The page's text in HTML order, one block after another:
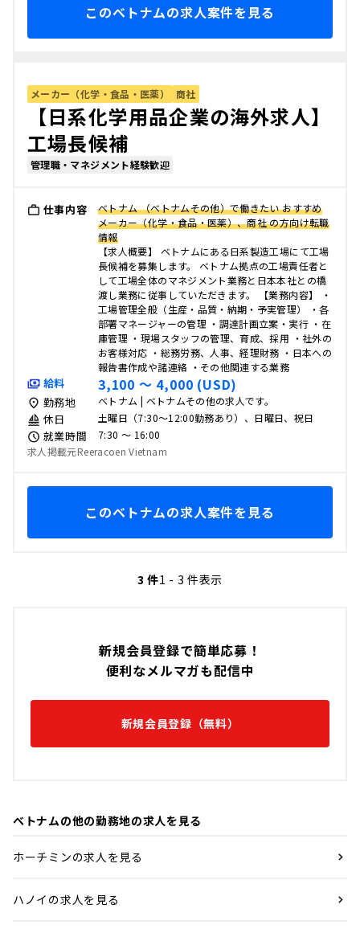
新規会員登録で簡単応募！
便利なメルマガも配信中
新規会員登録（無料）
ベトナムの他の勤務地の求人を見る
ホーチミンの求人を見る
ハノイの求人を見る
このベトナムの求人案件を見る
メーカー（化学・食品・医薬） 商社
【日系化学用品企業の海外求人】
工場長候補
管理職・マネジメント経験歓迎
仕事内容
ベトナム （ベトナムその他）で働きたい おすすめ
メーカー（化学・食品・医薬）、商社 の方向け転職
情報
【求人概要】 ベトナムにある日系製造工場にて工場
長候補を募集します。 ベトナム拠点の工場責任者と
して工場全体のマネジメント業務と日本本社との橋
渡し業務に従事していただきます。 【業務内容】 ・
工場管理全般（生産・品質・納期・予実管理） ・各
部署マネージャーの管理 ・調達計画立案・実行 ・在
庫管理 ・現場スタッフの管理、育成、採用 ・社外の
お客様対応 ・総務労務、人事、経理財務 ・日本への
報告書作成や諸連絡 ・その他関連する業務
給料 3,100 〜 4,000 (USD)
勤務地 ベトナム | ベトナムその他の求人です。
休日 土曜日（7:30～12:00勤務あり）、日曜日、祝日
就業時間
7:30 〜 16:00
求人掲載元Reeracoen Vietnam
このベトナムの求人案件を見る
3 件1 - 3 件表示